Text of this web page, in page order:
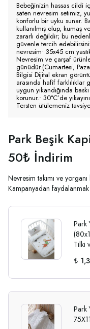
Bebeğinizin hassas cildi
saten nevresim setimiz,
konforlu bir uyku sunar.
kullanılmış olup, kumaş
zararlı değildir; bu
güvenle tercih
nevresim• 35x45 cm
Nevresim ve çarşaf
günüdür.(Cumartesi,
Bilgisi Dijital ekran
arasında hafif farklılıklar
uygun yıkandığında
korunur.• 30°C’de
Tersten ütülemeniz
Park Beşik
50₺ İndirim
Nevresim takımı ve
Kampanyadan
Park
Tilki
₺
Park